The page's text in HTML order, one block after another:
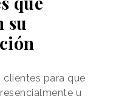
su
clientes para que
u